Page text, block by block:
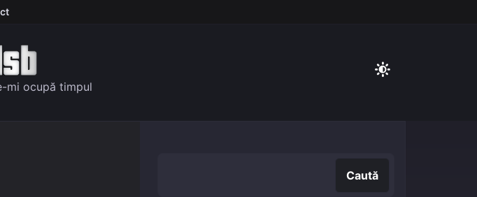
mi ocupă timpul
Caută